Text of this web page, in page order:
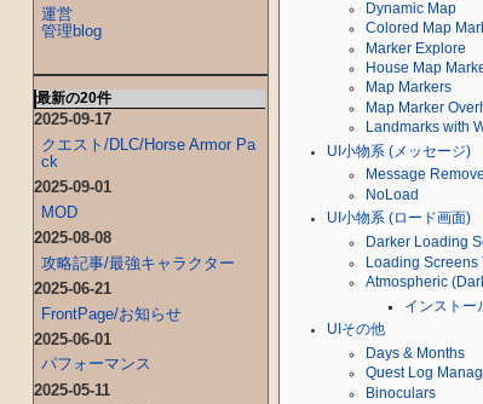
Dynamic Map
Colored Map
Marker Explore
House Map
Map Markers
Map Marker
Landmarks with
UI小物系 (メッセージ)
Message
NoLoad
UI小物系 (ロード画面)
Darker Loading
Loading
Atmospheric
インストー
UIその他
Days & Months
Quest Log
Binoculars
運営
管理blog
最新の20件
2025-09-17
クエスト/DLC/Horse Armor Pa
ck
2025-09-01
MOD
2025-08-08
攻略記事/最強キャラクター
2025-06-21
FrontPage/お知らせ
2025-06-01
パフォーマンス
2025-05-11